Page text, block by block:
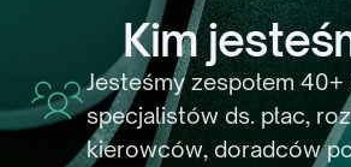
Kim
Jesteśmy zespołem
specjalistów ds. płac,
kierowców, doradców